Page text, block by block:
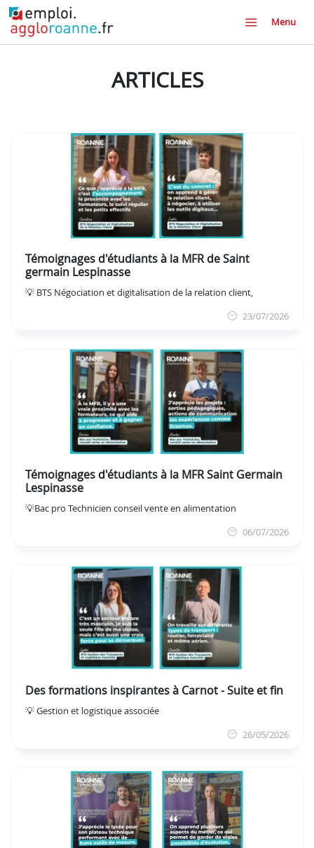
Menu
ARTICLES
Témoignages d'étudiants à la MFR de Saint
germain Lespinasse
💡 BTS Négociation et digitalisation de la relation client,
23/07/2026
Témoignages d'étudiants à la MFR Saint Germain
Lespinasse
💡Bac pro Technicien conseil vente en alimentation
06/07/2026
Des formations inspirantes à Carnot - Suite et fin
💡 Gestion et logistique associée
26/05/2026